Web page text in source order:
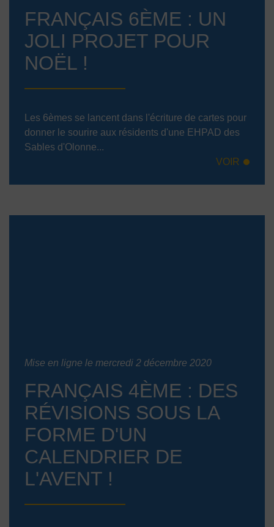
FRANÇAIS 6ÈME : UN
JOLI PROJET POUR
NOËL !
Les 6èmes se lancent dans l'écriture de cartes pour
donner le sourire aux résidents d'une EHPAD des
Sables d'Olonne...
VOIR
Mise en ligne le mercredi 2 décembre 2020
FRANÇAIS 4ÈME : DES
RÉVISIONS SOUS LA
FORME D'UN
CALENDRIER DE
L'AVENT !